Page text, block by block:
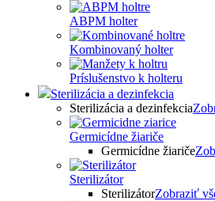
ABPM holter
Kombinovaný holter
Príslušenstvo k holteru
Sterilizácia a dezinfekcia
Sterilizácia a dezinfekcia
Germicídne žiariče
Germicídne žiariče
Sterilizátor
SterilizátorZobraziť